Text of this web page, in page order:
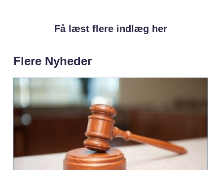
Få læst flere indlæg her
Flere Nyheder